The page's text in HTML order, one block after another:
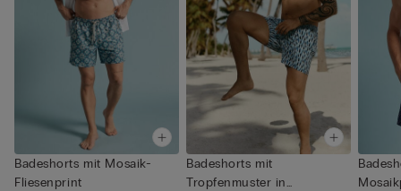
Badeshorts mit Mosaik-
Fliesenprint
Badeshorts mit
Tropfenmuster in